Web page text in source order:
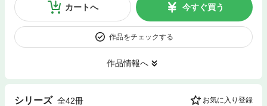
カートへ 今すぐ買う
作品をチェックする
作品情報へ
シリーズ 全42冊 お気に入り登録